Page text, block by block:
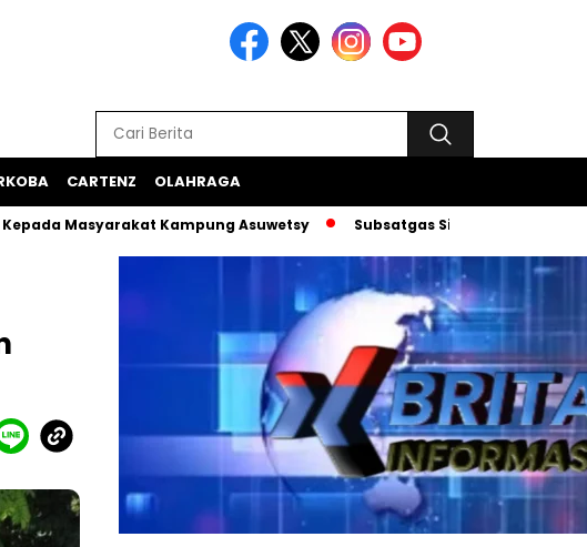
CARTENZ OLAHRAGA
Kampung Asuwetsy Subsatgas Si-Ipar Terus Konsisten